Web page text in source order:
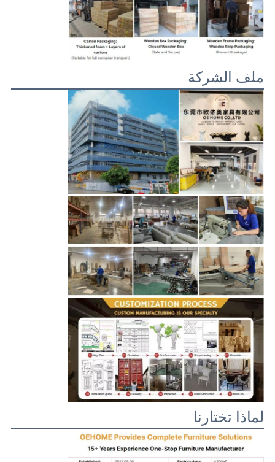
ملف الشركة
لماذا تختارنا